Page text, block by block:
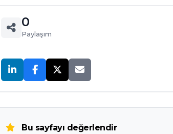
0
Paylaşım
Bu sayfayı değerlendir